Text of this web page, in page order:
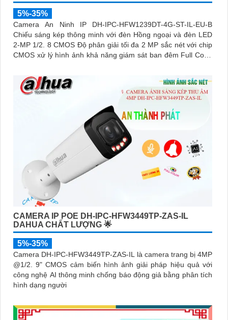
5%-35%
Camera An Ninh IP DH-IPC-HFW1239DT-4G-ST-IL-EU-B
Chiếu sáng kép thông minh với đèn Hồng ngoại và đèn LED
2-MP 1/2. 8 CMOS Độ phân giải tối đa 2 MP sắc nét với chip
CMOS xử lý hình ảnh khả năng giám sát ban đêm Full Color
CAMERA IP POE DH-IPC-HFW3449TP-ZAS-IL
DAHUA CHẤT LƯỢNG 🌟
5%-35%
Camera DH-IPC-HFW3449TP-ZAS-IL là camera trang bị 4MP
@1/2. 9" CMOS cảm biến hình ảnh giải pháp hiệu quả với
công nghệ AI thông minh chống báo động giả bằng phân tích
hình dạng người